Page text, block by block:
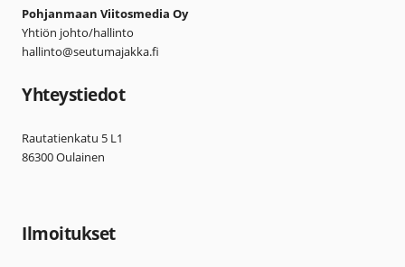
Pohjanmaan Viitosmedia Oy
Yhtiön johto/hallinto
hallinto@seutumajakka.fi
Yhteystiedot
Rautatienkatu 5 L1
86300 Oulainen
Ilmoitukset